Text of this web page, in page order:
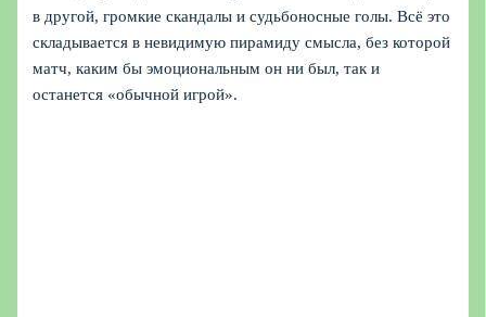
в другой, громкие скандалы и судьбоносные голы. Всё это
складывается в невидимую пирамиду смысла, без которой
матч, каким бы эмоциональным он ни был, так и
останется «обычной игрой».